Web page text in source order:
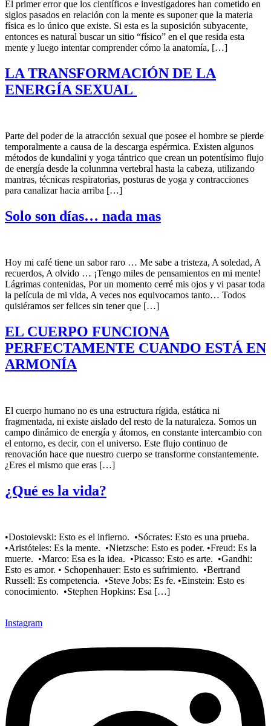
El primer error que los científicos e investigadores han cometido en
siglos pasados ​​en relación con la mente es suponer que la materia
física es lo único que existe. Si esta es la suposición subyacente,
entonces es natural buscar un sitio “físico” en el que resida esta
mente y luego intentar comprender cómo la anatomía, […]
LA TRANSFORMACIÓN DE LA
ENERGÍA SEXUAL
Parte del poder de la atracción sexual que posee el hombre se pierde
temporalmente a causa de la descarga espérmica. Existen algunos
métodos de kundalini y yoga tántrico que crean un potentísimo flujo
de energía desde la colunmna vertebral hasta la cabeza, utilizando
mantras, técnicas respiratorias, posturas de yoga y contracciones
para canalizar hacia arriba […]
Solo son días… nada mas
Hoy mi café tiene un sabor raro … Me sabe a tristeza, A soledad, A
recuerdos, A olvido … ¡Tengo miles de pensamientos en mi mente!
Lágrimas contenidas, Por un momento cerré mis ojos y vi pasar toda
la película de mi vida, A veces nos equivocamos tanto… Todos
quisiéramos ser felices sin tener que […]
EL CUERPO FUNCIONA
PERFECTAMENTE CUANDO ESTÁ EN
ARMONÍA
El cuerpo humano no es una estructura rígida, estática ni
fragmentada, ni existe aislado del resto de la naturaleza. Somos un
campo dinámico de energía y átomos, en constante intercambio con
el entorno, es decir, con el universo. Este flujo continuo de
renovación hace que nuestro cuerpo se transforme constantemente.
¿Eres el mismo que eras […]
¿Qué es la vida?
•Dostoievski: Esto es el infierno. •Sócrates: Esto es una prueba.
•Aristóteles: Es la mente. •Nietzsche: Esto es poder. •Freud: Es la
muerte. •Marco: Esa es la idea. •Picasso: Esto es arte. •Gandhi:
Esto es amor. • Schopenhauer: Esto es sufrimiento. •Bertrand
Russell: Es competencia. •Steve Jobs: Es fe. •Einstein: Esto es
conocimiento. •Stephen Hopkins: Esa […]
Instagram